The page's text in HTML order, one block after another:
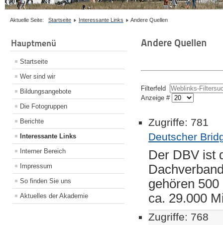
Aktuelle Seite: Startseite Interessante Links Andere Quellen
Hauptmenü
Startseite
Wer sind wir
Bildungsangebote
Die Fotogruppen
Berichte
Interessante Links
Interner Bereich
Impressum
So finden Sie uns
Aktuelles der Akademie
Andere Quellen
Filterfeld
Anzeige #
Zugriffe: 781
Deutscher
Der DBV ist
gehören
ca. 29.000
Zugriffe: 768